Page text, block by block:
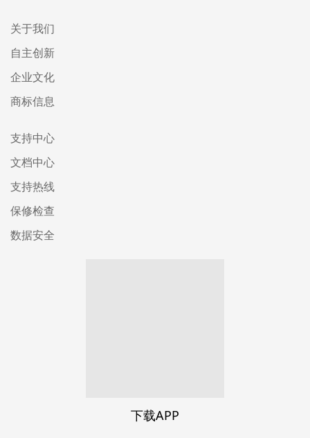
关于我们
自主创新
企业文化
商标信息
支持中心
文档中心
支持热线
保修检查
数据安全
下载APP